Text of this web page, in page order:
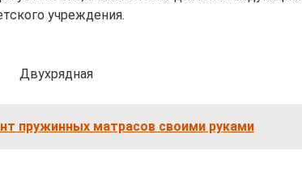
учреждения.
Двухрядная
пружинных матрасов своими руками